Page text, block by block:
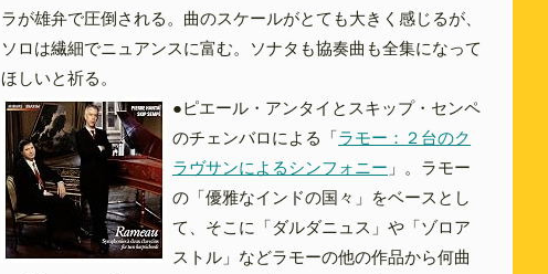
ラが雄弁で圧倒される。曲のスケールがとても大きく感じるが、
ソロは繊細でニュアンスに富む。ソナタも協奏曲も全集になって
ほしいと祈る。
●ピエール・アンタイとスキップ・センペ
のチェンバロによる「ラモー：２台のク
ラヴサンによるシンフォニー 」。ラモー
の「優雅なインドの国々」をベースとし
て、そこに「ダルダニュス」や「ゾロア
ストル」などラモーの他の作品から何曲